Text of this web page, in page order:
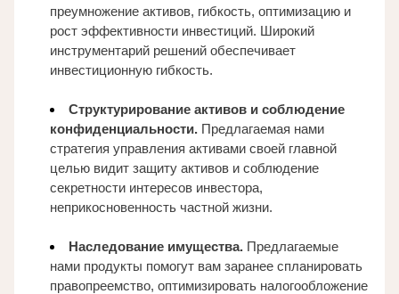
преумножение активов, гибкость, оптимизацию и
рост эффективности инвестиций. Широкий
инструментарий решений обеспечивает
инвестиционную гибкость.
Структурирование активов и соблюдение
конфиденциальности. Предлагаемая нами
стратегия управления активами своей главной
целью видит защиту активов и соблюдение
секретности интересов инвестора,
неприкосновенность частной жизни.
Наследование имущества. Предлагаемые
нами продукты помогут вам заранее спланировать
правопреемство, оптимизировать налогообложение